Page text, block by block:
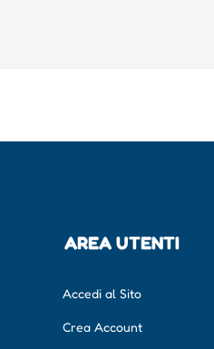
AREA UTENTI
Accedi al Sito
Crea Account